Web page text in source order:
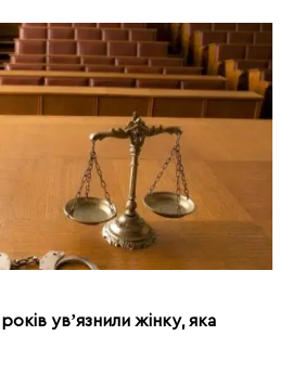
увʼязнили жінку, яка